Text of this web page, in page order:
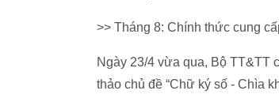
>> Tháng 8: Chính thức cung
Ngày 23/4 vừa qua, Bộ TT&TT
thảo chủ đề “Chữ ký số - Chìa